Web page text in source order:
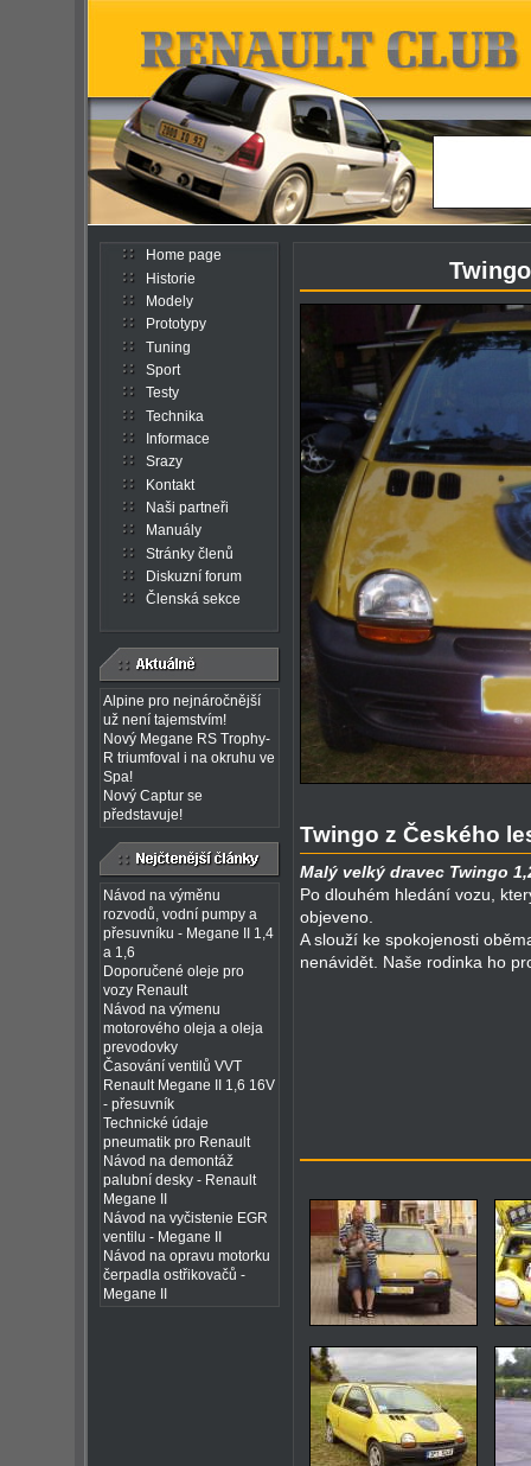
Home page
Historie
Modely
Prototypy
Tuning
Sport
Testy
Technika
Informace
Srazy
Kontakt
Naši partneři
Manuály
Stránky členů
Diskuzní forum
Členská sekce
Alpine pro nejnáročnější
už není tajemstvím!
Nový Megane RS Trophy-
R triumfoval i na okruhu ve
Spa!
Nový Captur se
představuje!
Návod na výměnu
rozvodů, vodní pumpy a
přesuvníku - Megane II 1,4
a 1,6
Doporučené oleje pro
vozy Renault
Návod na výmenu
motorového oleja a oleja
prevodovky
Časování ventilů VVT
Renault Megane II 1,6 16V
- přesuvník
Technické údaje
pneumatik pro Renault
Návod na demontáž
palubní desky - Renault
Megane II
Návod na vyčistenie EGR
ventilu - Megane II
Návod na opravu motorku
čerpadla ostřikovačů -
Megane II
Twingo z Českého
Malý velký dravec Twingo
Po dlouhém hledání vozu,
objeveno.
A slouží ke spokojenosti
nenávidět. Naše rodinka ho